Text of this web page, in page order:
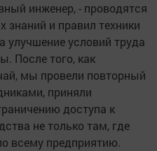
инженер, - проводятся
знаний и правил техники
улучшение условий труда
После того, как
мы провели повторный
приняли
доступа к
не только там, где
всему предприятию.